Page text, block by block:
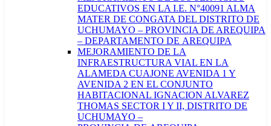
EDUCATIVOS EN LA I.E. N°40091 ALMA
MATER DE CONGATA DEL DISTRITO DE
UCHUMAYO – PROVINCIA DE AREQUIPA
– DEPARTAMENTO DE AREQUIPA
MEJORAMIENTO DE LA
INFRAESTRUCTURA VIAL EN LA
ALAMEDA CUAJONE AVENIDA 1 Y
AVENIDA 2 EN EL CONJUNTO
HABITACIONAL IGNACION ALVAREZ
THOMAS SECTOR I Y II, DISTRITO DE
UCHUMAYO –